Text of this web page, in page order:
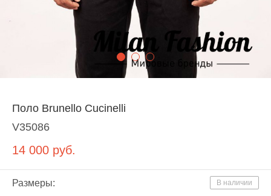
Поло Brunello Cucinelli
V35086
14 000 руб.
В наличии
Размеры: